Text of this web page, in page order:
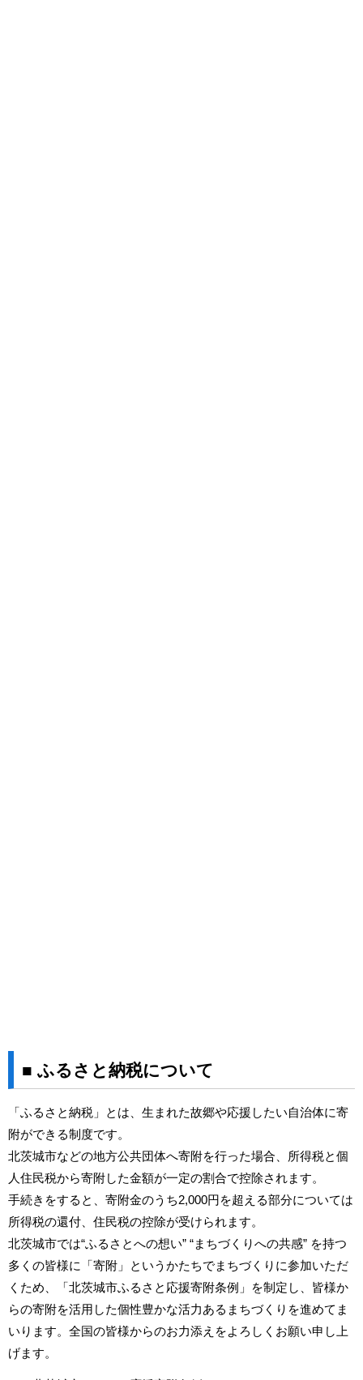
■ ふるさと納税について
「ふるさと納税」とは、生まれた故郷や応援したい自治体に寄
附ができる制度です。
北茨城市などの地方公共団体へ寄附を行った場合、所得税と個
人住民税から寄附した金額が一定の割合で控除されます。
手続きをすると、寄附金のうち2,000円を超える部分については
所得税の還付、住民税の控除が受けられます。
北茨城市では“ふるさとへの想い” “まちづくりへの共感” を持つ
多くの皆様に「寄附」というかたちでまちづくりに参加いただ
くため、「北茨城市ふるさと応援寄附条例」を制定し、皆様か
らの寄附を活用した個性豊かな活力あるまちづくりを進めてま
いります。全国の皆様からのお力添えをよろしくお願い申し上
げます。